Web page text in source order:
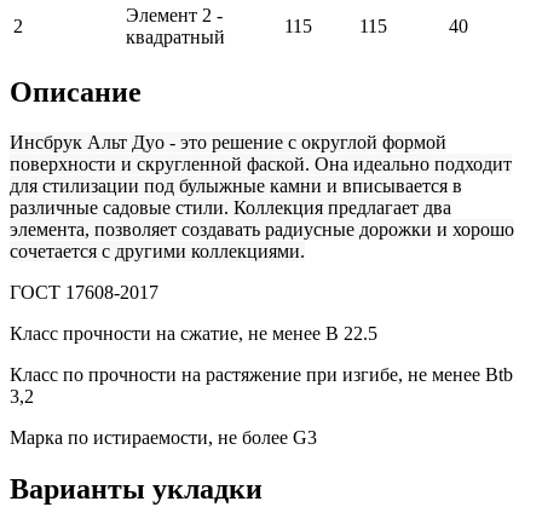
2
Элемент 2 -
квадратный
115 115 40
Описание
Инсбрук Альт Дуо - это решение с округлой формой
поверхности и скругленной фаской. Она идеально подходит
для стилизации под булыжные камни и вписывается в
различные садовые стили. Коллекция предлагает два
элемента, позволяет создавать радиусные дорожки и хорошо
сочетается с другими коллекциями.
ГОСТ 17608-2017
Класс прочности на сжатие, не менее В 22.5
Класс по прочности на растяжение при изгибе, не менее Вtb
3,2
Марка по истираемости, не более G3
Варианты укладки